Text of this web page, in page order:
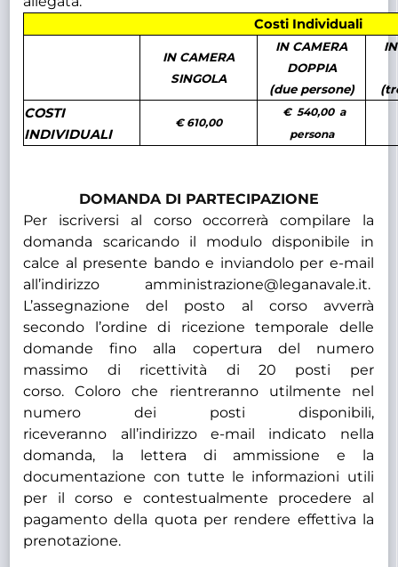
Costi Individuali
IN CAMERA
SINGOLA
IN CAMERA
DOPPIA
(due persone)
COSTI
INDIVIDUALI
€ 610,00
€ 540,00 a
persona
DOMANDA DI PARTECIPAZIONE
Per iscriversi al corso occorrerà compilare la
domanda scaricando il modulo disponibile in
calce al presente bando e inviandolo per e-mail
all’indirizzo amministrazione@leganavale.it.
L’assegnazione del posto al corso avverrà
secondo l’ordine di ricezione temporale delle
domande fino alla copertura del numero
massimo di ricettività
di 20 posti per
corso.
Coloro che rientreranno utilmente nel
numero dei posti disponibili,
riceveranno all’indirizzo e-mail indicato nella
domanda, la lettera di ammissione e la
documentazione con tutte le informazioni utili
per il corso e contestualmente procedere al
pagamento della quota per rendere effettiva la
prenotazione.